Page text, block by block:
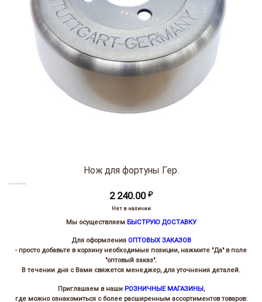
Нож для фортуны Гер.
2 240.00 ₽
Нет в наличии
Мы осуществляем БЫСТРУЮ ДОСТАВКУ
Для оформления ОПТОВЫХ ЗАКАЗОВ
- просто добавьте в корзину необходимые позиции, нажмите "Да" в поле
"оптовый заказ".
В течении дня с Вами свяжется менеджер, для уточнения деталей.
Приглашаем в наши РОЗНИЧНЫЕ МАГАЗИНЫ,
где можно ознакомиться с более расширенным ассортиментов товаров: